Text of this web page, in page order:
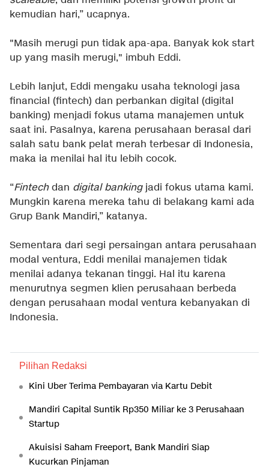
kemudian hari,” ucapnya.
"Masih merugi pun tidak apa-apa. Banyak kok start
up yang masih merugi," imbuh Eddi.
Lebih lanjut, Eddi mengaku usaha teknologi jasa
financial (fintech) dan perbankan digital (digital
banking) menjadi fokus utama manajemen untuk
saat ini. Pasalnya, karena perusahaan berasal dari
salah satu bank pelat merah terbesar di Indonesia,
maka ia menilai hal itu lebih cocok.
“Fintechdan digital bankingjadi fokus utama kami.
Mungkin karena mereka tahu di belakang kami ada
Grup Bank Mandiri,” katanya.
Sementara dari segi persaingan antara perusahaan
modal ventura, Eddi menilai manajemen tidak
menilai adanya tekanan tinggi. Hal itu karena
menurutnya segmen klien perusahaan berbeda
dengan perusahaan modal ventura kebanyakan di
Indonesia.
Pilihan Redaksi
Kini Uber Terima Pembayaran via Kartu Debit
Mandiri Capital Suntik Rp350 Miliar ke 3 Perusahaan
Startup
Akuisisi Saham Freeport, Bank Mandiri Siap
Kucurkan Pinjaman